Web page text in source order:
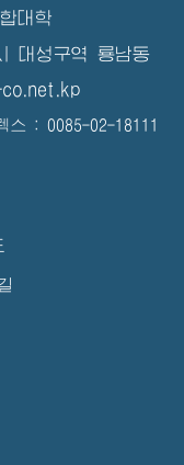
대학
대성구역 룡남동
: 0085-02-18111